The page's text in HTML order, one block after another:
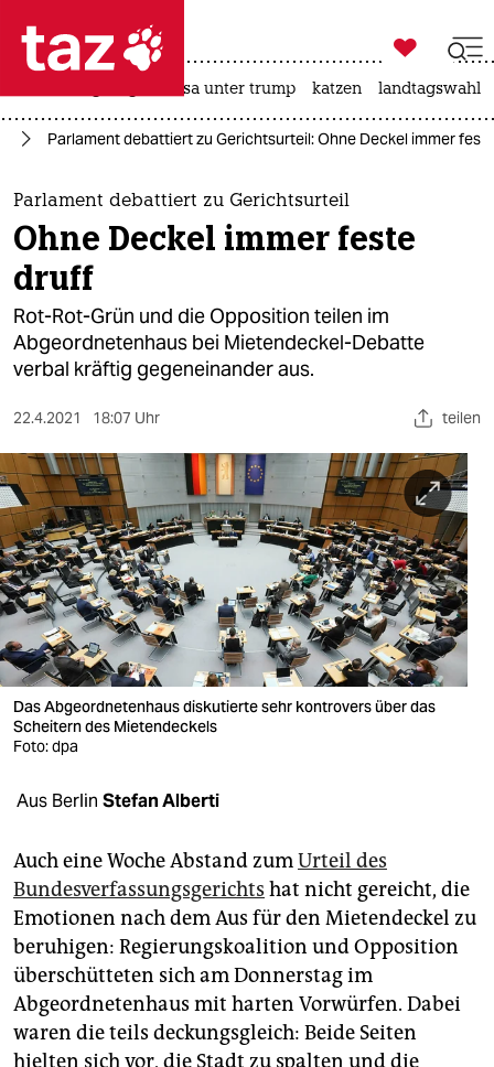
 taz zahl ich
taz zahl ich
themen
politik
öko
gesellschaft
sport
berlin
nord
wahrheit
verlag
verlag
veranstaltungen
unterstützen
abo
genossenschaft
epaper login

taz zahl ich
usa unter trump katzen landtagswahl
Parlament debattiert zu Gerichtsurteil: Ohne Deckel immer
Parlament debattiert zu Gerichtsurteil
Ohne Deckel immer feste
druff
Rot-Rot-Grün und die Opposition teilen im
Abgeordnetenhaus bei Mietendeckel-Debatte
verbal kräftig gegeneinander aus.
22.4.2021 18:07 Uhr teilen
Das Abgeordnetenhaus diskutierte sehr kontrovers über das
Scheitern des Mietendeckels
Foto: dpa
Aus Berlin Stefan Alberti
Auch eine Woche Abstand zumUrteil des
Bundesverfassungsgerichts hat nicht gereicht, die
Emotionen nach dem Aus für den Mietendeckel zu
beruhigen: Regierungskoalition und Opposition
überschütteten sich am Donnerstag im
Abgeordnetenhaus mit harten Vorwürfen. Dabei
waren die teils deckungsgleich: Beide Seiten
hielten sich vor, die Stadt zu spalten und die